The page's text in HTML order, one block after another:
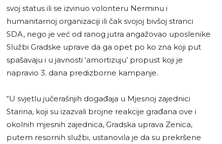
svoj status ili se izvinuo volonteru Nerminu i
humanitarnoj organizaciji ili čak svojoj bivšoj stranci
SDA, nego je već od ranog jutra angažovao uposlenike
Službi Gradske uprave da ga opet po ko zna koji put
spašavaju i u javnosti ‘amortizuju’ propust koji je
napravio 3. dana predizborne kampanje.
“U svjetlu jučerašnjih događaja u Mjesnoj zajednici
Starina, koji su izazvali brojne reakcije građana ove i
okolnih mjesnih zajednica, Gradska uprava Zenica,
putem resornih službi, ustanovila je da su prekršene